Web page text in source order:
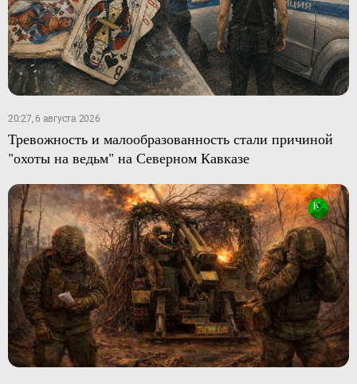
20:27, 6 августа 2026
Тревожность и малообразованность стали причиной
"охоты на ведьм" на Северном Кавказе